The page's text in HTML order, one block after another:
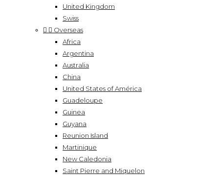
United Kingdom
Swiss
  Overseas
Africa
Argentina
Australia
China
United States of América
Guadeloupe
Guinea
Guyana
Reunion Island
Martinique
New Caledonia
Saint Pierre and Miquelon